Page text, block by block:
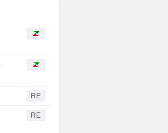
RE
RE